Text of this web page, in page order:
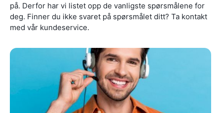
på. Derfor har vi listet opp de vanligste spørsmålene for
deg. Finner du ikke svaret på spørsmålet ditt? Ta kontakt
med vår kundeservice.